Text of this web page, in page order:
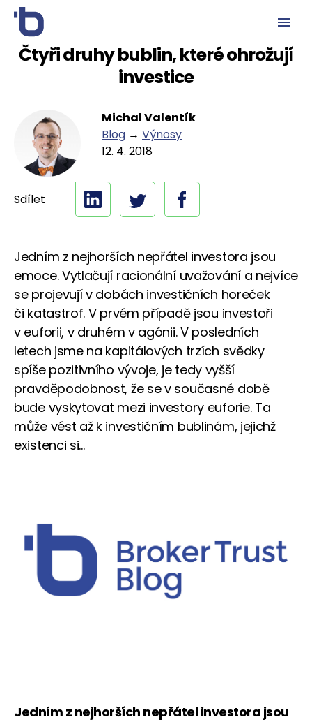
Čtyři druhy bublin, které ohrožují
investice
Michal Valentík
Blog → Výnosy
12. 4. 2018
Sdílet
Jedním z nejhorších nepřátel investora jsou
emoce. Vytlačují racionální uvažování a nejvíce
se projevují v dobách investičních horeček
či katastrof. V prvém případě jsou investoři
v euforii, v druhém v agónii. V posledních
letech jsme na kapitálových trzích svědky
spíše pozitivního vývoje, je tedy vyšší
pravděpodobnost, že se v současné době
bude vyskytovat mezi investory euforie. Ta
může vést až k investičním bublinám, jejichž
existenci si...
Jedním z nejhorších nepřátel investora jsou